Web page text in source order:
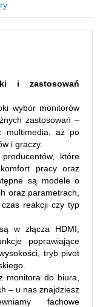
i zastosowań
wybór monitorów
zastosowań –
multimedia, aż po
i graczy.
które
pracy oraz
są modele o
oraz parametrach,
reakcji czy typ
w złącza HDMI,
poprawiające
tryb pivot
monitora do biura,
– u nas znajdziesz
fachowe